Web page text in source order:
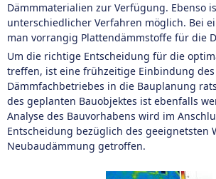
Dämmmaterialien zur Verfügung. Ebenso
unterschiedlicher Verfahren möglich. Bei
man vorrangig Plattendämmstoffe für die
Um die richtige Entscheidung für die
treffen, ist eine frühzeitige Einbindung des
Dämmfachbetriebes in die Bauplanung
des geplanten Bauobjektes ist ebenfalls
Analyse des Bauvorhabens wird im
Entscheidung bezüglich des geeignetsten
Neubaudämmung getroffen.